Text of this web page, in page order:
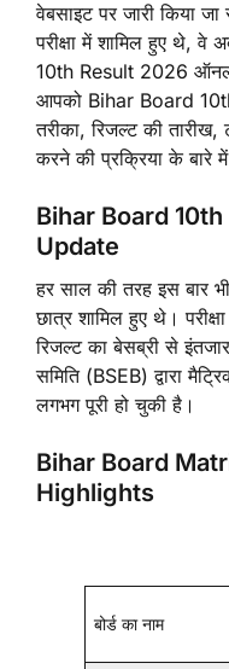
वेबसाइट पर जारी किया
परीक्षा में शामिल हुए थे,
10th Result 2026
आपको Bihar Board
तरीका, रिजल्ट की तारीख,
करने की प्रक्रिया के बारे में
Bihar Board
Update
हर साल की तरह इस बार भी
छात्र शामिल हुए थे।
रिजल्ट का बेसब्री से इंतजार
समिति (BSEB) द्वारा
लगभग पूरी हो चुकी है।
Bihar Board
Highlights
बोर्ड का नाम